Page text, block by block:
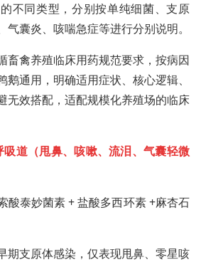
不同类型，分别按单纯细菌、支原
囊炎、咳喘急症等进行分别说明。
畜禽养殖临床用药规范要求，按病因
通用，明确适用症状、核心逻辑、
无效搭配，适配规模化养殖场的临床
吸道（甩鼻、咳嗽、流泪、气囊轻微
酸泰妙菌素 + 盐酸多西环素 +麻杏石
期支原体感染，仅表现甩鼻、零星咳